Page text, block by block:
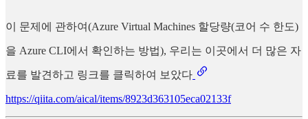
이 문제에 관하여(Azure Virtual Machines 할당량(코어 수 한도)
을 Azure CLI에서 확인하는 방법), 우리는 이곳에서 더 많은 자
료를 발견하고 링크를 클릭하여 보았다
https://qiita.com/aical/items/8923d363105eca02133f